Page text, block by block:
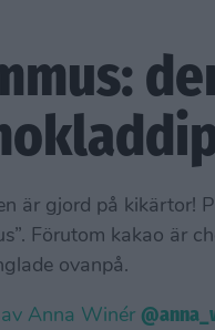
är gjord på kikärtor!
Förutom kakao är
ovanpå.
Anna Winér